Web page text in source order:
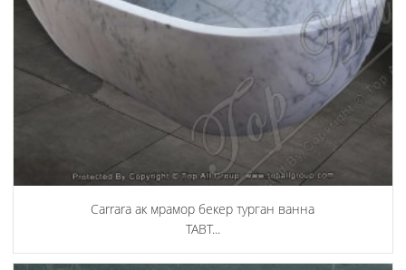
Carrara ак мрамор бекер турган ванна
TABT...